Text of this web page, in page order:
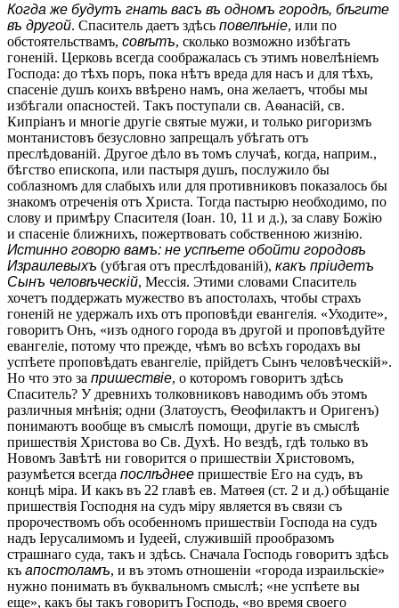
Когда же будутъ гнать васъ въ одномъ городѣ, бѣгите
въ другой. Спаситель даетъ здѣсь повелѣніе, или по
обстоятельствамъ, совѣтъ, сколько возможно избѣгать
гоненій. Церковь всегда соображалась съ этимъ новелѣніемъ
Господа: до тѣхъ поръ, пока нѣтъ вреда для насъ и для тѣхъ,
спасеніе душъ коихъ ввѣрено намъ, она желаетъ, чтобы мы
избѣгали опасностей. Такъ поступали св. Аѳанасій, св.
Кипріанъ и многіе другіе святые мужи, и только ригоризмъ
монтанистовъ безусловно запрещалъ убѣгать отъ
преслѣдованій. Другое дѣло въ томъ случаѣ, когда, наприм.,
бѣгство епископа, или пастыря душъ, послужило бы
соблазномъ для слабыхъ или для противниковъ показалось бы
знакомъ отреченія отъ Христа. Тогда пастырю необходимо, по
слову и примѣру Спасителя (Іоан. 10, 11 и д.), за славу Божію
и спасеніе ближнихъ, пожертвовать собственною жизнію.
Истинно говорю вамъ: не успѣете обойти городовъ
Израилевыхъ (убѣгая отъ преслѣдованій), какъ пріидетъ
Сынъ человѣческій, Мессія. Этими словами Спаситель
хочетъ поддержать мужество въ апостолахъ, чтобы страхъ
гоненій не удержалъ ихъ отъ проповѣди евангелія. «Уходите»,
говоритъ Онъ, «изъ одного города въ другой и проповѣдуйте
евангеліе, потому что прежде, чѣмъ во всѣхъ городахъ вы
успѣете проповѣдать евангеліе, прійдетъ Сынъ человѣческій».
Но что это за пришествіе, о которомъ говоритъ здѣсь
Спаситель? У древнихъ толковниковъ наводимъ объ этомъ
различныя мнѣнія; одни (Златоустъ, Ѳеофилактъ и Оригенъ)
понимаютъ вообще въ смыслѣ помощи, другіе въ смыслѣ
пришествія Христова во Св. Духѣ. Но вездѣ, гдѣ только въ
Новомъ Завѣтѣ ни говорится о пришествіи Христовомъ,
разумѣется всегда послѣднее пришествіе Его на судъ, въ
концѣ міра. И какъ въ 22 главѣ ев. Матѳея (ст. 2 и д.) обѣщаніе
пришествія Господня на судъ міру является въ связи съ
пророчествомъ объ особенномъ пришествіи Господа на судъ
надъ Іерусалимомъ и Іудеей, служившій прообразомъ
страшнаго суда, такъ и здѣсь. Сначала Господь говоритъ здѣсь
къ апостоламъ, и въ этомъ отношеніи «города израильскіе»
нужно понимать въ буквальномъ смыслѣ; «не успѣете вы
еще», какъ бы такъ говоритъ Господь, «во время своего